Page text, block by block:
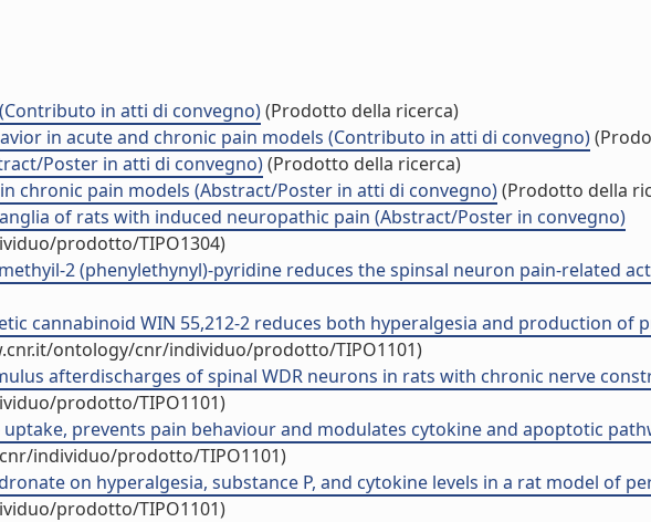
in atti di convegno)(Prodotto della ricerca)
in acute and chronic pain models (Contributo in atti di convegno)
Poster in atti di convegno)(Prodotto della ricerca)
chronic pain models (Abstract/Poster in atti di convegno)(Prodotto della
of rats with induced neuropathic pain (Abstract/Poster in convegno)
prodotto/TIPO1304)
2 (phenylethynyl)-pyridine reduces the spinsal neuron pain-related
cannabinoid WIN 55,212-2 reduces both hyperalgesia and production
ontology/cnr/individuo/prodotto/TIPO1101)
afterdischarges of spinal WDR neurons in rats with chronic nerve
prodotto/TIPO1101)
prevents pain behaviour and modulates cytokine and apoptotic
individuo/prodotto/TIPO1101)
on hyperalgesia, substance P, and cytokine levels in a rat model of
prodotto/TIPO1101)